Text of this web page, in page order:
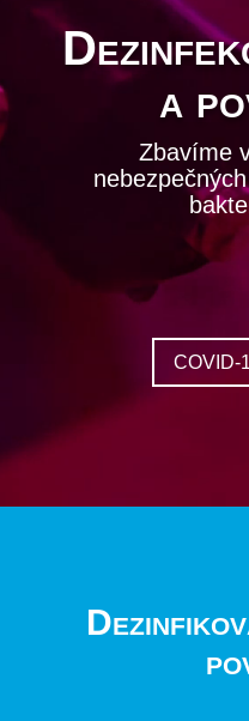
a
Zbavíme
COVID-